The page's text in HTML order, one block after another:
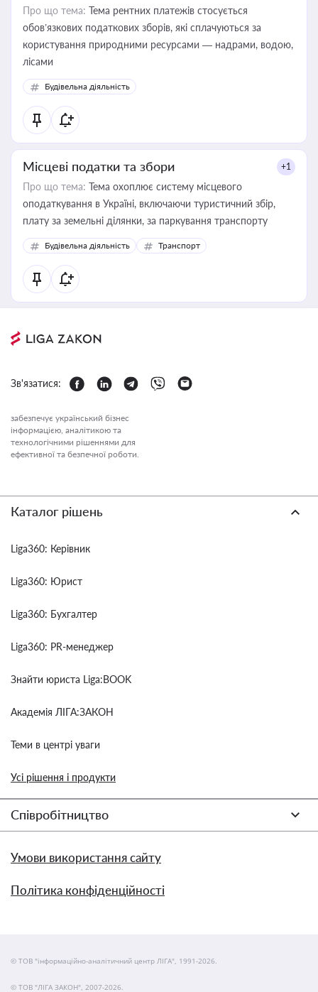
Про що тема: Тема рентних платежів стосується
обов’язкових податкових зборів, які сплачуються за
користування природними ресурсами — надрами, водою,
лісами
Будівельна діяльність
Місцеві податки та збори +1
Про що тема: Тема охоплює систему місцевого
оподаткування в Україні, включаючи туристичний збір,
плату за земельні ділянки, за паркування транспорту
Будівельна діяльність Транспорт
Зв'язатися:
забезпечує український бізнес
інформацією, аналітикою та
технологічними рішеннями для
ефективної та безпечної роботи.
Каталог рішень
Liga360: Керівник
Liga360: Юрист
Liga360: Бухгалтер
Liga360: PR-менеджер
Знайти юриста Liga:BOOK
Академія ЛІГА:ЗАКОН
Теми в центрі уваги
Усі рішення і продукти
Співробітництво
Умови використання сайту
Політика конфіденційності
© ТОВ "інформаційно-аналітичний центр ЛІГА", 1991-2026.
© ТОВ "ЛІГА ЗАКОН", 2007-2026.